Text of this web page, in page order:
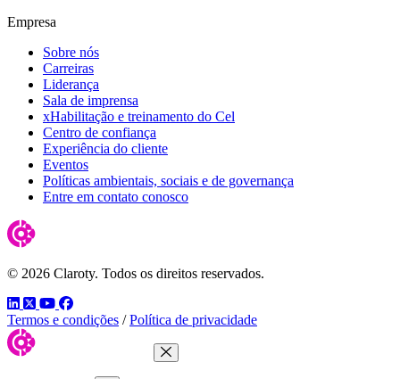
Empresa
Sobre nós
Carreiras
Liderança
Sala de imprensa
xHabilitação e treinamento do Cel
Centro de confiança
Experiência do cliente
Eventos
Políticas ambientais, sociais e de governança
Entre em contato conosco
© 2026 Claroty. Todos os direitos reservados.
LinkedIn
TwitterYouTube
Facebook
Termos e condições / Política de privacidade
Close Menu